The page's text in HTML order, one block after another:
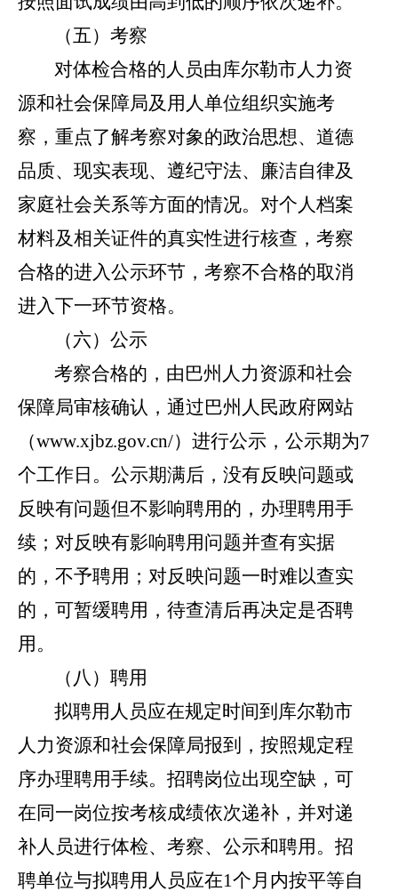
（五）考察
对体检合格的 人 员由库尔勒市人力资
源和社会保障局及用人单位组织实施考
察， 重点了解考察对象的政治思想、道德
品质、 现实表现、遵纪守法、 廉洁自律及
家庭社会关系等方面的情况。 对个人档案
材料及相关证件的真实性进行核查，考察
合格的进入公示环节，考察不合格的取消
进入下一环节资格。
（六）公示
考察合格的，由巴州人力资源和社会
保障局审核确认， 通过巴州人民政府网站
（www.xjbz.gov.cn/）进行公示，公示期为7
个工作日。公示期满后，没有反映问题或
反映有问题但不影响聘用的，办理聘用手
续；对反映有影响聘用问题并查有实据
的，不予聘用；对反映问题一时难以查实
的，可暂缓聘用，待查清后再决定是否聘
用。
（八）聘用
拟聘用人员应在规定时间到库尔勒市
人力资源和社会保障局报到
，按照规定程
序办理聘用手续。 招聘岗位出现空缺 ， 可
在同一岗位按考核成绩依次递补 ，并对递
补人员进行体检、考察、公示和聘用 。 招
聘单位与拟聘用人员应在1个月内按平等自